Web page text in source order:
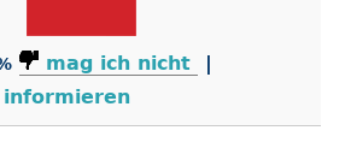
mag ich nicht
informieren